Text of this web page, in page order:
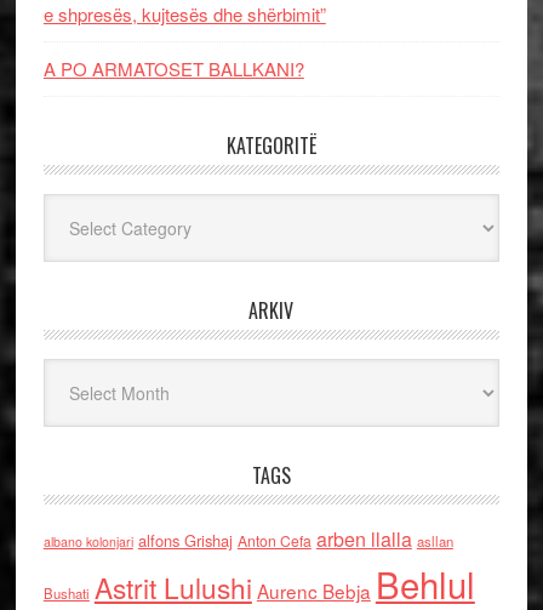
e shpresës, kujtesës dhe shërbimit”
A PO ARMATOSET BALLKANI?
KATEGORITË
ARKIV
TAGS
albano kolonjari alfons Grishaj Anton Cefa arben llalla asllan
Bushati Astrit Lulushi Aurenc Bebja Behlul